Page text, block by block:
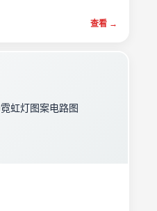
查看 →